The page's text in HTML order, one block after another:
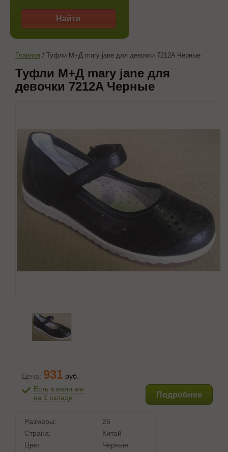
Найти
Главная / Туфли М+Д mary jane для девочки 7212A Черные
Туфли М+Д mary jane для
девочки 7212A Черные
Цена: 931 руб
Есть в наличии
на 1 складе
Подробнее
Размеры:
26
Страна:
Китай
Цвет:
Черные